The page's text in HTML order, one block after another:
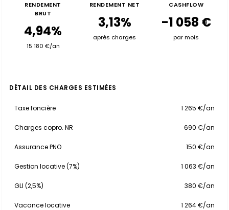
RENDEMENT
BRUT
4,94%
15 180 €/an
RENDEMENT NET
3,13%
après charges
CASHFLOW
-1 058 €
par mois
DÉTAIL DES CHARGES ESTIMÉES
Taxe foncière 1 265 €/an
Charges copro. NR 690 €/an
Assurance PNO 150 €/an
Gestion locative (7%) 1 063 €/an
GLI (2,5%) 380 €/an
Vacance locative 1 264 €/an